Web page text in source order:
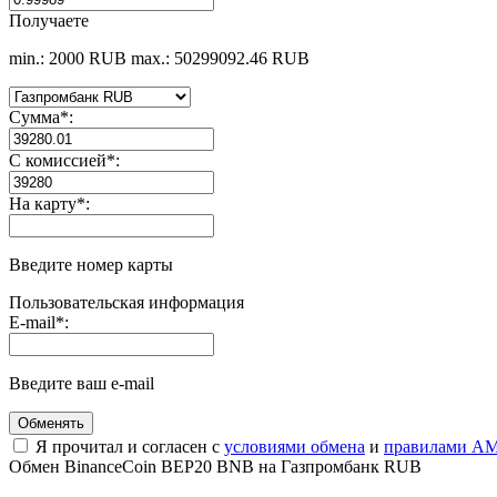
Получаете
min.: 2000 RUB max.: 50299092.46 RUB
Сумма*:
С комиссией*:
На карту*:
Введите номер карты
Пользовательская информация
E-mail*:
Введите ваш e-mail
Я прочитал и согласен с условиями обмена и правилами
Обмен BinanceCoin BEP20 BNB на Газпромбанк RUB